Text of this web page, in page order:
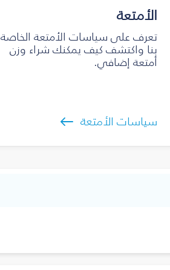
الأمتعة
تعرف على سياسات الأمتعة الخاصة
بنا واكتشف كيف يمكنك شراء وزن
أمتعة إضافي.
سياسات الأمتعة